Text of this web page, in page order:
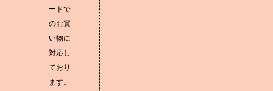
ードで
のお買
い物に
対応し
ており
ます。